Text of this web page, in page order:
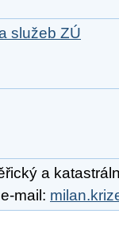
služeb ZÚ
a
mail: